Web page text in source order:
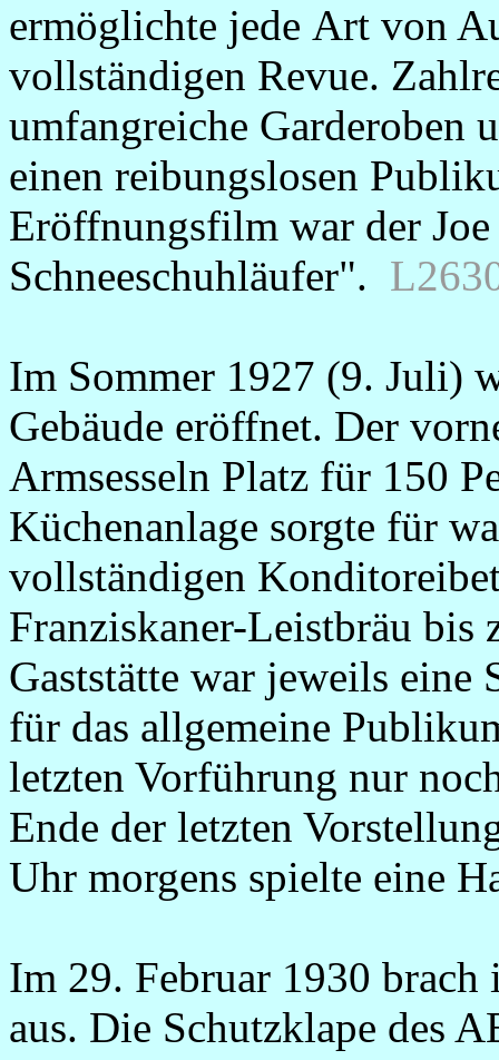
ermöglichte jede Art von
vollständigen Revue.
umfangreiche Garderoben
einen reibungslosen
Eröffnungsfilm war der
Schneeschuhläufer".
Im Sommer 1927 (9. Juli)
Gebäude eröffnet. Der
Armsesseln Platz für 150
Küchenanlage sorgte für
vollständigen
Franziskaner-Leistbräu
Gaststätte war jeweils eine
für das allgemeine
letzten Vorführung nur
Ende der letzten
Uhr morgens spielte eine
Im 29. Februar 1930
aus. Die Schutzklape des